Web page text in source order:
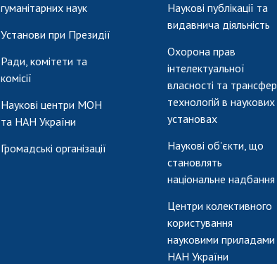
гуманітарних наук
Установи при Президії
Ради, комітети та
комісії
Наукові центри МОН
та НАН України
Громадські організації
Наукові публікації та
видавнича діяльність
Охорона прав
інтелектуальної
власності та трансфер
технологій в наукових
установах
Наукові об'єкти, що
становлять
національне надбання
Центри колективного
користування
науковими приладами
НАН України